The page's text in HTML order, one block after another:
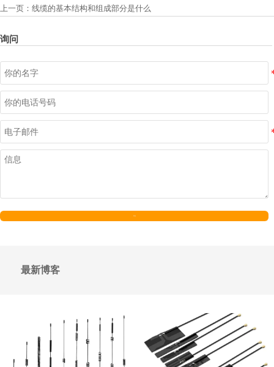
上一页： 线缆的基本结构和组成部分是什么
询问
最新博客